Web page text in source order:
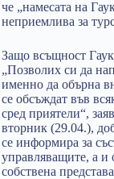
че „намесата на
неприемлива за
Защо всъщност
„Позволих си да
именно да обърна
се обсъждат във
сред приятели“,
вторник (29.04.),
се информира за
управляващите, а и
собствена